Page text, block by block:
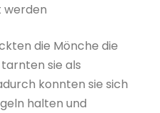
die Mönche die
sie als
konnten sie sich
halten und